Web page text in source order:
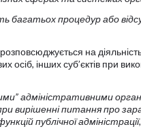
багатьох процедур або
на
інших суб’єктів при
адміністративними
вирішенні питання про
публічної